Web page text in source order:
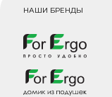
НАШИ БРЕНДЫ